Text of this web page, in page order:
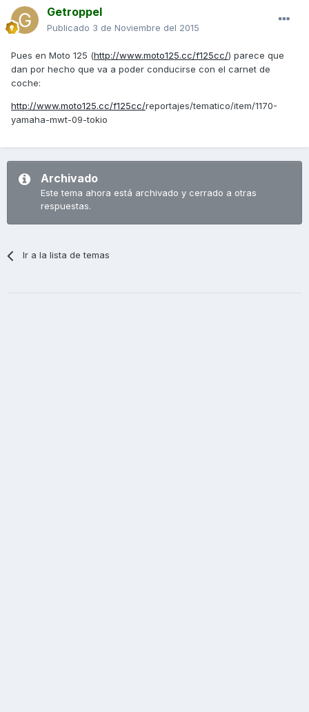
Getroppel
Publicado 3 de Noviembre del 2015
Pues en Moto 125 (http://www.moto125.cc/f125cc/) parece que
dan por hecho que va a poder conducirse con el carnet de
coche:
http://www.moto125.cc/f125cc/reportajes/tematico/item/1170-
yamaha-mwt-09-tokio
Archivado
Este tema ahora está archivado y cerrado a otras
respuestas.
Ir a la lista de temas